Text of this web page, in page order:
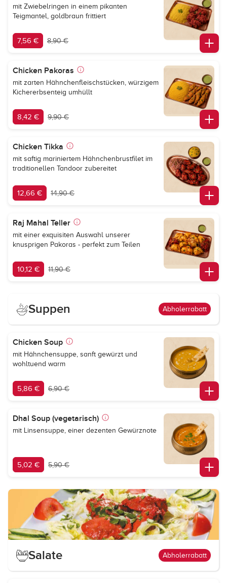
mit Zwiebelringen in einem pikanten
Teigmantel, goldbraun frittiert
7,56 € 8,90 €
Chicken Pakoras
mit zarten Hähnchenfleischstücken, würzigem
Kichererbsenteig umhüllt
8,42 € 9,90 €
Chicken Tikka
mit saftig mariniertem Hähnchenbrustfilet im
traditionellen Tandoor zubereitet
12,66 € 14,90 €
Raj Mahal Teller
mit einer exquisiten Auswahl unserer
knusprigen Pakoras - perfekt zum Teilen
10,12 € 11,90 €
Suppen Abholerrabatt
Chicken Soup
mit Hähnchensuppe, sanft gewürzt und
wohltuend warm
5,86 € 6,90 €
Dhal Soup (vegetarisch)
mit Linsensuppe, einer dezenten Gewürznote
5,02 € 5,90 €
Salate Abholerrabatt